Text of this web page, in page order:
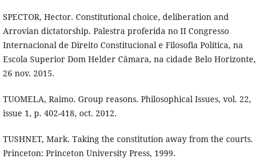
SPECTOR, Hector. Constitutional choice, deliberation and
Arrovian dictatorship. Palestra proferida no II Congresso
Internacional de Direito Constitucional e Filosofia Política, na
Escola Superior Dom Helder Câmara, na cidade Belo Horizonte,
26 nov. 2015.
TUOMELA, Raimo. Group reasons. Philosophical Issues, vol. 22,
issue 1, p. 402-418, oct. 2012.
TUSHNET, Mark. Taking the constitution away from the courts.
Princeton: Princeton University Press, 1999.